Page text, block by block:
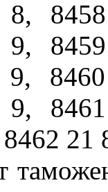
8,
9,
9,
9,
21